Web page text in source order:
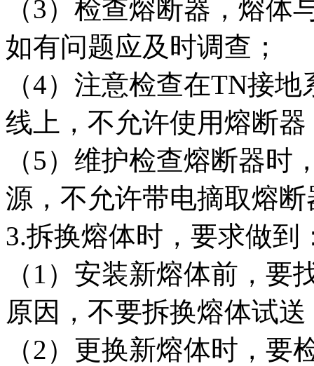
（3）检查熔断器，熔
如有问题应及时调查；
（4）注意检查在TN接
线上，不允许使用熔断器
（5）维护检查熔断器
源，不允许带电摘取熔断
3.拆换熔体时，要求做到
（1）安装新熔体前，
原因，不要拆换熔体试送
（2）更换新熔体时，